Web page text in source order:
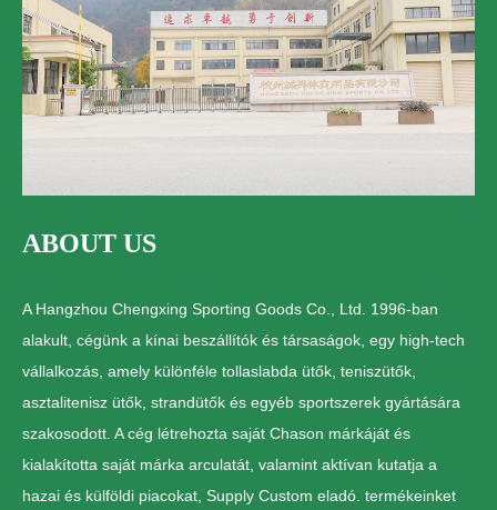
ABOUT US
A Hangzhou Chengxing Sporting Goods Co., Ltd. 1996-ban
alakult, cégünk a kínai beszállítók és társaságok, egy high-tech
vállalkozás, amely különféle tollaslabda ütők, teniszütők,
asztalitenisz ütők, strandütők és egyéb sportszerek gyártására
szakosodott. A cég létrehozta saját Chason márkáját és
kialakította saját márka arculatát, valamint aktívan kutatja a
hazai és külföldi piacokat, Supply Custom eladó. termékeinket